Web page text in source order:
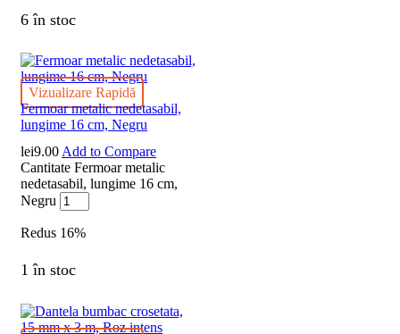
6 în stoc
Vizualizare Rapidă
Fermoar metalic nedetasabil,
lungime 16 cm, Negru
lei9.00 Add to Compare
Cantitate Fermoar metalic
nedetasabil, lungime 16 cm,
Negru
Redus 16%
1 în stoc